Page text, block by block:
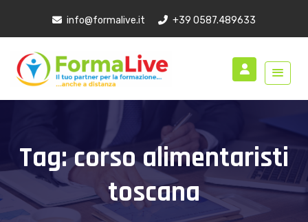
info@formalive.it +39 0587.489633
Tag:corso alimentaristi
toscana